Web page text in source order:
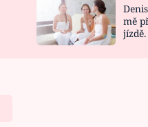
DESIGN
mě